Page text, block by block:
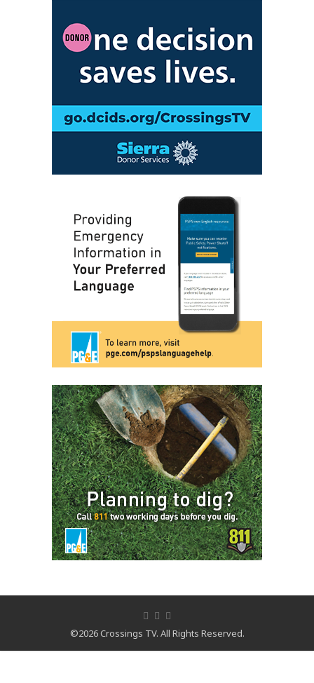
©2026 Crossings TV. All Rights Reserved.